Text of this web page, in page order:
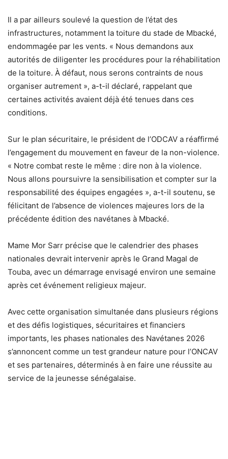
Il a par ailleurs soulevé la question de l’état des
infrastructures, notamment la toiture du stade de Mbacké,
endommagée par les vents. « Nous demandons aux
autorités de diligenter les procédures pour la réhabilitation
de la toiture. À défaut, nous serons contraints de nous
organiser autrement », a-t-il déclaré, rappelant que
certaines activités avaient déjà été tenues dans ces
conditions.
Sur le plan sécuritaire, le président de l’ODCAV a réaffirmé
l’engagement du mouvement en faveur de la non-violence.
« Notre combat reste le même : dire non à la violence.
Nous allons poursuivre la sensibilisation et compter sur la
responsabilité des équipes engagées », a-t-il soutenu, se
félicitant de l’absence de violences majeures lors de la
précédente édition des navétanes à Mbacké.
Mame Mor Sarr précise que le calendrier des phases
nationales devrait intervenir après le Grand Magal de
Touba, avec un démarrage envisagé environ une semaine
après cet événement religieux majeur.
Avec cette organisation simultanée dans plusieurs régions
et des défis logistiques, sécuritaires et financiers
importants, les phases nationales des Navétanes 2026
s’annoncent comme un test grandeur nature pour l’ONCAV
et ses partenaires, déterminés à en faire une réussite au
service de la jeunesse sénégalaise.